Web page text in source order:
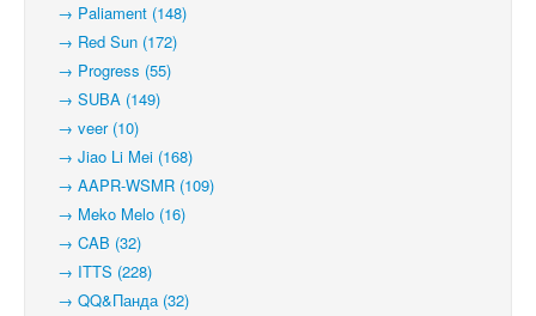
→ Paliament (148)
→ Red Sun (172)
→ Progress (55)
→ SUBA (149)
→ veer (10)
→ Jiao Li Mei (168)
→ AAPR-WSMR (109)
→ Meko Melo (16)
→ CAB (32)
→ ITTS (228)
→ QQ&Панда (32)